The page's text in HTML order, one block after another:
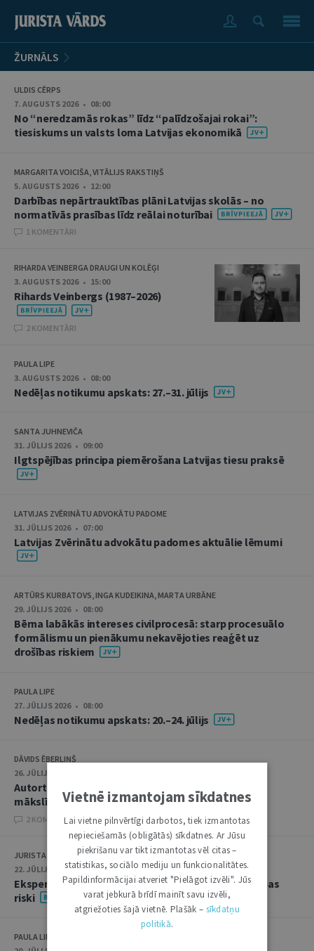
ŽURNĀLS
ULDIS CĒRPS
7. AUGUSTS 2026 • 08:00
No “neredzamās rokas” līdz “palīdzošajai rokai”:
tiesiskums un valsts loma Latvijas ekonomikā
MARGARITA VOICIŠA, VITĀLIJS RAKSTIŅŠ
5. AUGUSTS 2026 • 12:00
Darbības nepārtrauktības plāni Latvijas skolās – no
normatīvās prasības līdz reālai noturībai
1 KOMENTĀRI
RIHARDA VEINBERGA DRAUGI UN KOLĒĢI
3. AUGUSTS 2026 • 15:00
Rihards Veinbergs (1987–2026)
2 KOMENTĀRI
PAULA LIPE
3. AUGUSTS 2026 • 08:00
Nedēļas notikumu apskats: 27.–31. jūlijs
SANTA JUHNEVIČA
31. JŪLIJS 2026 • 09:00
Ilgtspējības principa piemērošana Latvijas tiesu praksē
LATVIJAS ZVĒRINĀTU ADVOKĀTU PADOME
31. JŪLIJS 2026 • 07:00
Latvijas Zvērinātu advokātu padomes aktuālie lēmumi
ARTŪRS KURBATOVS, INGA KUDEIKINA, MARTA URBĀNE
29. JŪLIJS 2026 • 08:00
Bērna labākās intereses civilprocesā: starp procesuālo
formālismu un pienākumu nekavējoties reaģēt uz
drošības riskiem
PAULA LIPE
27. JŪLIJS 2026 • 08:00
Nedēļas notikumu apskats: 20.–24. jūlijs
DĀVIDS ĒBERLIŅŠ
26. JŪLIJS 2026 • 08:00
Autortiesību subjekta un objekta juridiskie aspekti
mākslīgā intelekta kontekstā
2 KOMENTĀRI
JURISTA VĀRDS
22. JŪLIJS 2026 • 14:00
Ekspertu saruna jūlijā: krimināltiesības un būvniecības
riski
PAULA LIPE
Vietnē izmantojam sīkdatnes
Lai vietne pilnvērtīgi darbotos, tiek izmantotas
nepieciešamās (obligātās) sīkdatnes. Ar Jūsu
piekrišanu var tikt izmantotas vēl citas –
statistikas, sociālo mediju un funkcionalitātes.
Papildinformācijai atveriet "Pielāgot izvēli". Jūs
varat jebkurā brīdī mainīt savu izvēli,
atgriežoties šajā vietnē. Plašāk – sīkdatņu
politikā.